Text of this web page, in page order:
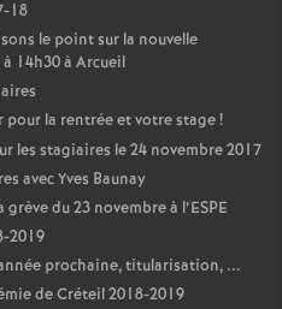
18
le point sur la nouvelle
14h30 à Arcueil
pour la rentrée et votre stage!
les stagiaires le 24 novembre 2017
avec Yves Baunay
du 23 novembre à l’ESPE
2019
prochaine, titularisation, ...
de Créteil 2018-2019